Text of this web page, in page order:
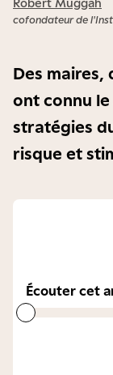
Robert Muggah
cofondateur de
Des maires,
ont connu
stratégies
risque et
Écouter cet